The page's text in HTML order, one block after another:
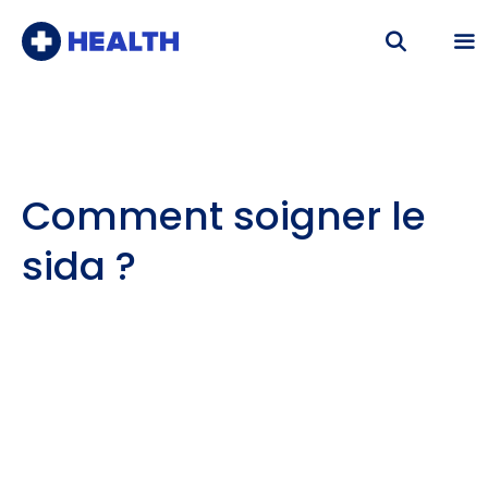
Comment soigner le
sida ?